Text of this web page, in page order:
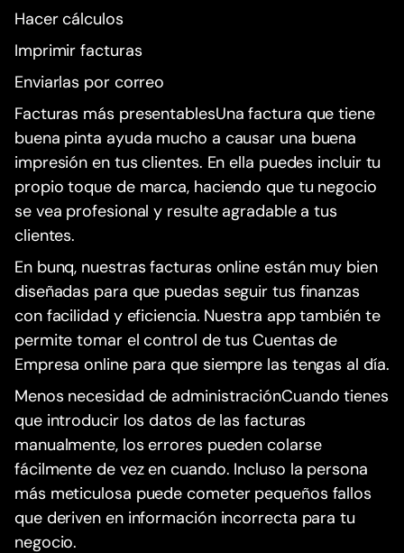
Hacer cálculos
Imprimir facturas
Enviarlas por correo
Facturas más presentablesUna factura que tiene
buena pinta ayuda mucho a causar una buena
impresión en tus clientes. En ella puedes incluir tu
propio toque de marca, haciendo que tu negocio
se vea profesional y resulte agradable a tus
clientes.
En bunq, nuestras facturas online están muy bien
diseñadas para que puedas seguir tus finanzas
con facilidad y eficiencia. Nuestra app también te
permite tomar el control de tus Cuentas de
Empresa online para que siempre las tengas al día.
Menos necesidad de administraciónCuando tienes
que introducir los datos de las facturas
manualmente, los errores pueden colarse
fácilmente de vez en cuando. Incluso la persona
más meticulosa puede cometer pequeños fallos
que deriven en información incorrecta para tu
negocio.